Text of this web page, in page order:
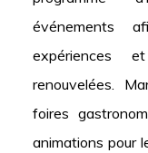
événements
expériences
renouvelées.
foires
animations pour